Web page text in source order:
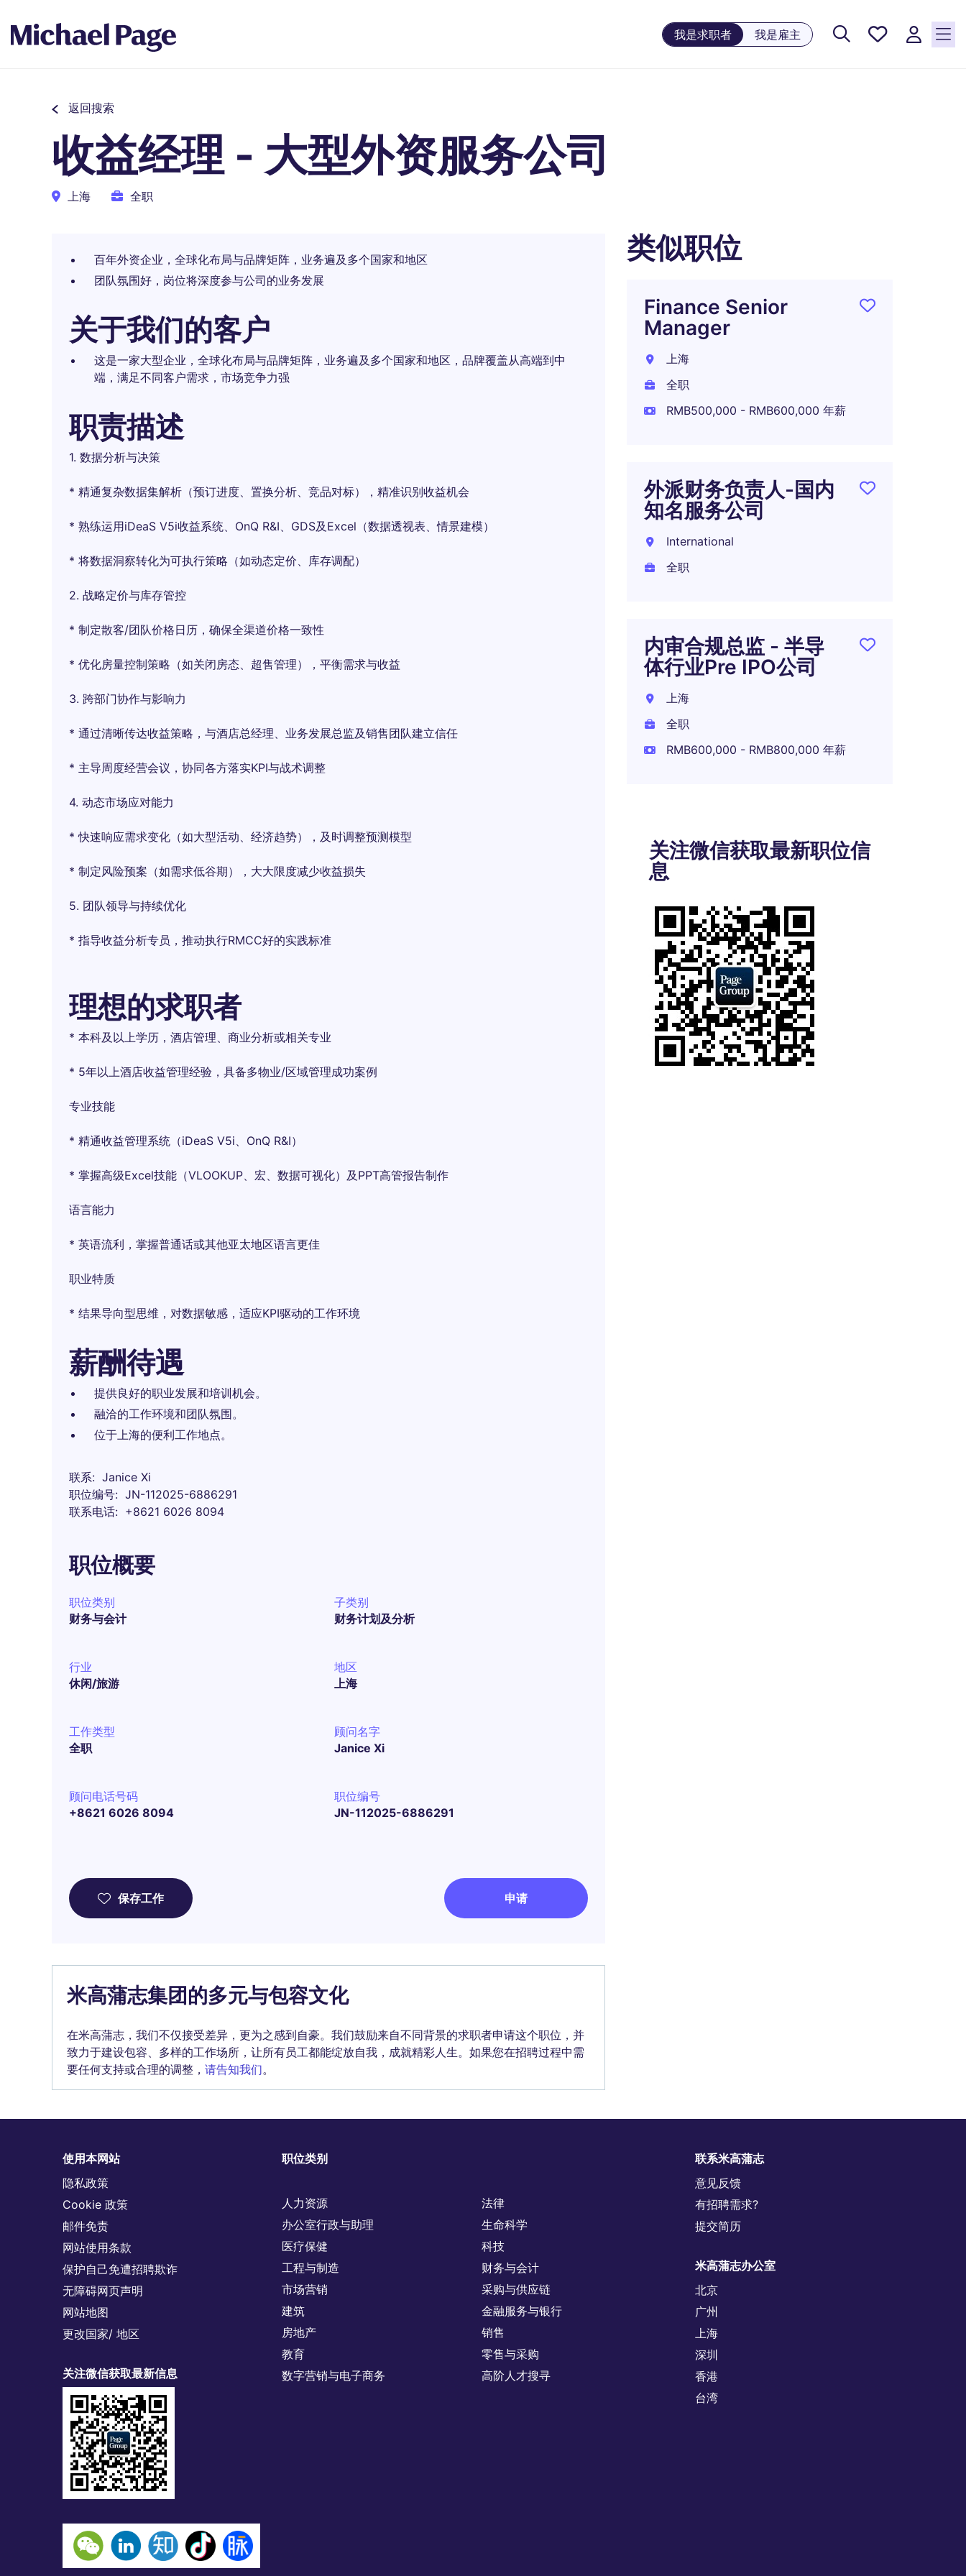
我是求职者 我是雇主
保存工
返回搜索
收益经理 - 大型外资服务公司
上海 全职
百年外资企业，全球化布局与品牌矩阵，业务遍及多个国家和地区
团队氛围好，岗位将深度参与公司的业务发展
关于我们的客户
这是一家大型企业，全球化布局与品牌矩阵，业务遍及多个国家和地区，品牌覆盖从高端到中
端，满足不同客户需求，市场竞争力强
职责描述
1. 数据分析与决策​​
* 精通复杂数据集解析（预订进度、置换分析、竞品对标），精准识别收益机会
* 熟练运用iDeaS V5i收益系统、OnQ R&I、GDS及Excel（数据透视表、情景建模）
* 将数据洞察转化为可执行策略（如动态定价、库存调配）
​​2. 战略定价与库存管控​​
* 制定散客/团队价格日历，确保全渠道价格一致性
* 优化房量控制策略（如关闭房态、超售管理），平衡需求与收益
​​3. 跨部门协作与影响力​​
* 通过清晰传达收益策略，与酒店总经理、业务发展总监及销售团队建立信任
* 主导周度经营会议，协同各方落实KPI与战术调整
​​4. 动态市场应对能力​​
* 快速响应需求变化（如大型活动、经济趋势），及时调整预测模型
* 制定风险预案（如需求低谷期），大大限度减少收益损失
​​5. 团队领导与持续优化​​
* 指导收益分析专员，推动执行RMCC好的实践标准
理想的求职者
* 本科及以上学历，酒店管理、商业分析或相关专业
* 5年以上酒店收益管理经验，具备多物业/区域管理成功案例
​​专业技能​​
* 精通收益管理系统（iDeaS V5i、OnQ R&I）
* 掌握高级Excel技能（VLOOKUP、宏、数据可视化）及PPT高管报告制作
​​语言能力​​
* 英语流利，掌握普通话或其他亚太地区语言更佳
​​职业特质​​
* 结果导向型思维，对数据敏感，适应KPI驱动的工作环境
薪酬待遇
提供良好的职业发展和培训机会。
融洽的工作环境和团队氛围。
位于上海的便利工作地点。
联系
Janice Xi
职位编号
JN-112025-6886291
联系电话
+8621 6026 8094
职位概要
职位类别
财务与会计
子类别
财务计划及分析
行业
休闲/旅游
地区
上海
工作类型
全职
顾问名字
Janice Xi
顾问电话号码
+8621 6026 8094
职位编号
JN-112025-6886291
保存工作 申请
米高蒲志集团的多元与包容文化
在米高蒲志，我们不仅接受差异，更为之感到自豪。我们鼓励来自不同背景的求职者申请这个职位，并
致力于建设包容、多样的工作场所，让所有员工都能绽放自我，成就精彩人生。如果您在招聘过程中需
要任何支持或合理的调整， 请告知我们。
类似职位
Finance Senior
Manager
上海
全职
RMB500,000 - RMB600,000 年薪
外派财务负责人-国内
知名服务公司
International
全职
内审合规总监 - 半导
体行业Pre IPO公司
上海
全职
RMB600,000 - RMB800,000 年薪
关注微信获取最新职位信
息
使用本网站
隐私政策
Cookie 政策
邮件免责
网站使用条款
保护自己免遭招聘欺诈
无障碍网页声明
网站地图
更改国家/ 地区
关注微信获取最新信息
职位类别
人力资源
办公室行政与助理
医疗保健
工程与制造
市场营销
建筑
房地产
教育
数字营销与电子商务
法律
生命科学
科技
财务与会计
采购与供应链
金融服务与银行
销售
零售与采购
高阶人才搜寻
联系米高蒲志
意见反馈
有招聘需求?
提交简历
米高蒲志办公室
北京
广州
上海
深圳
香港
台湾